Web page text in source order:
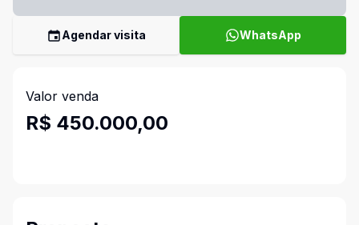
Agendar visita WhatsApp
Valor venda
R$ 450.000,00